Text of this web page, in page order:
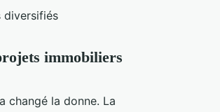
diversifiés
immobiliers
changé la donne. La